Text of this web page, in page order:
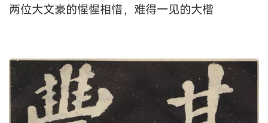
两位大文豪的惺惺相惜，难得一见的大楷